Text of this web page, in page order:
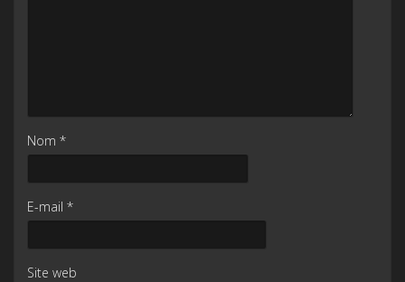
Nom *
E-mail *
Site web